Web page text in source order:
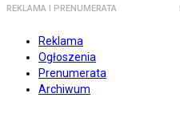
REKLAMA I PRENUMERATA
Reklama
Ogłoszenia
Prenumerata
Archiwum